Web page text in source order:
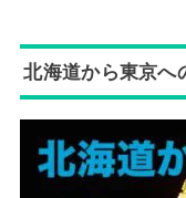
北海道から東京へ